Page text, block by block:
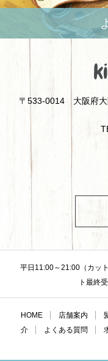
〒533-0014 大阪府
平日11:00～21:00（カッ
ト最終
HOME 店舗案内
介
よくある質問